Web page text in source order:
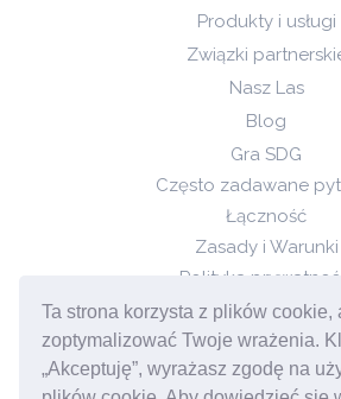
Ta strona korzysta z plików cookie,
zoptymalizować Twoje wrażenia.
„Akceptuję”, wyrażasz zgodę na
Produkty i usługi
Związki
Nasz Las
Blog
Gra SDG
Często zadawane
Łączność
Zasady i Warunki
Polityka
Polityka Cookies